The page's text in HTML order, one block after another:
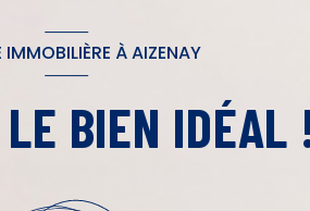
À AIZENAY
LE BIEN IDÉAL